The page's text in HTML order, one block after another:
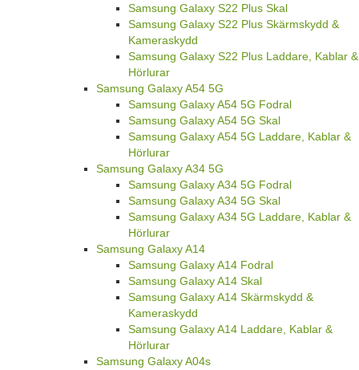
Samsung Galaxy S22 Plus Skal
Samsung Galaxy S22 Plus Skärmskydd &
Kameraskydd
Samsung Galaxy S22 Plus Laddare, Kablar &
Hörlurar
Samsung Galaxy A54 5G
Samsung Galaxy A54 5G Fodral
Samsung Galaxy A54 5G Skal
Samsung Galaxy A54 5G Laddare, Kablar &
Hörlurar
Samsung Galaxy A34 5G
Samsung Galaxy A34 5G Fodral
Samsung Galaxy A34 5G Skal
Samsung Galaxy A34 5G Laddare, Kablar &
Hörlurar
Samsung Galaxy A14
Samsung Galaxy A14 Fodral
Samsung Galaxy A14 Skal
Samsung Galaxy A14 Skärmskydd &
Kameraskydd
Samsung Galaxy A14 Laddare, Kablar &
Hörlurar
Samsung Galaxy A04s